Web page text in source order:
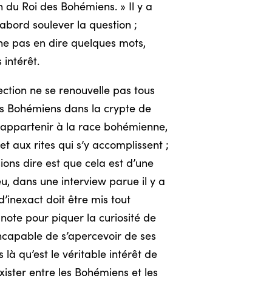
Roi des Bohémiens. » Il y a
soulever la question ;
pas en dire quelques mots,
intérêt.
ne se renouvelle pas tous
Bohémiens dans la crypte de
à la race bohémienne,
aux rites qui s’y accomplissent ;
dire est que cela est d’une
dans une interview parue il y a
doit être mis tout
pour piquer la curiosité de
de s’apercevoir de ses
là qu’est le véritable intérêt de
entre les Bohémiens et les